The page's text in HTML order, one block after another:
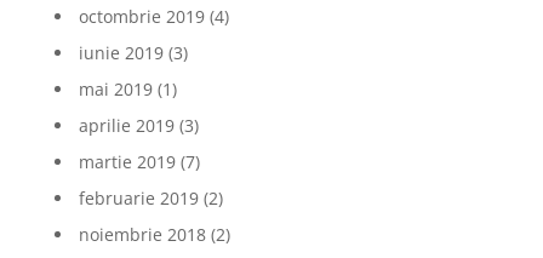
octombrie 2019(4)
iunie 2019(3)
mai 2019(1)
aprilie 2019(3)
martie 2019(7)
februarie 2019(2)
noiembrie 2018(2)